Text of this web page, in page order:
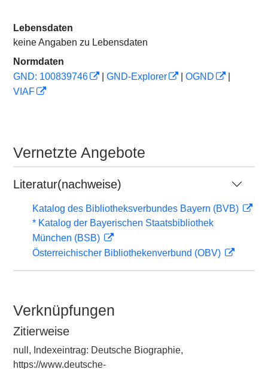
Lebensdaten
keine Angaben zu Lebensdaten
Normdaten
GND: 100839746
GND-Explorer OGND
VIAF
Vernetzte Angebote
Literatur(nachweise)
Katalog des Bibliotheksverbundes Bayern (BVB)
* Katalog der Bayerischen Staatsbibliothek
München (BSB)
Österreichischer Bibliothekenverbund (OBV)
Verknüpfungen
Zitierweise
null, Indexeintrag: Deutsche Biographie,
https://www.deutsche-